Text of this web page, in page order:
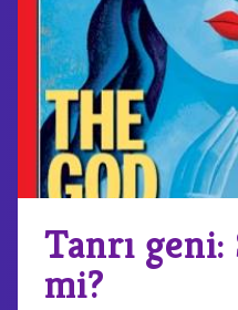
Tanrı
mi?